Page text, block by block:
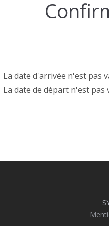
La date d'arrivée n'est pas
La date de départ n'est pas